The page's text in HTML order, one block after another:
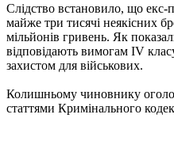
Слідство встановило, що
майже три тисячі неякісних
мільйонів гривень. Як
відповідають вимогам IV
захистом для військових.
Колишньому чиновнику
статтями Кримінального